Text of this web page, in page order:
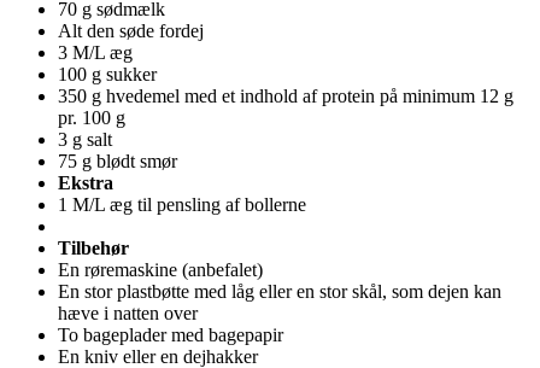
70 g sødmælk
Alt den søde fordej
3 M/L æg
100 g sukker
350 g hvedemel med et indhold af protein på minimum 12 g
pr. 100 g
3 g salt
75 g blødt smør
Ekstra
1 M/L æg til pensling af bollerne
Tilbehør
En røremaskine (anbefalet)
En stor plastbøtte med låg eller en stor skål, som dejen kan
hæve i natten over
To bageplader med bagepapir
En kniv eller en dejhakker